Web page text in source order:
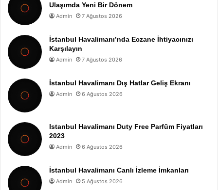
Ulaşımda Yeni Bir Dönem
Admin 7 Ağustos 2026
İstanbul Havalimanı’nda Eczane İhtiyacınızı
Karşılayın
Admin 7 Ağustos 2026
İstanbul Havalimanı Dış Hatlar Geliş Ekranı
Admin 6 Ağustos 2026
Istanbul Havalimanı Duty Free Parfüm Fiyatları
2023
Admin 6 Ağustos 2026
İstanbul Havalimanı Canlı İzleme İmkanları
Admin 5 Ağustos 2026